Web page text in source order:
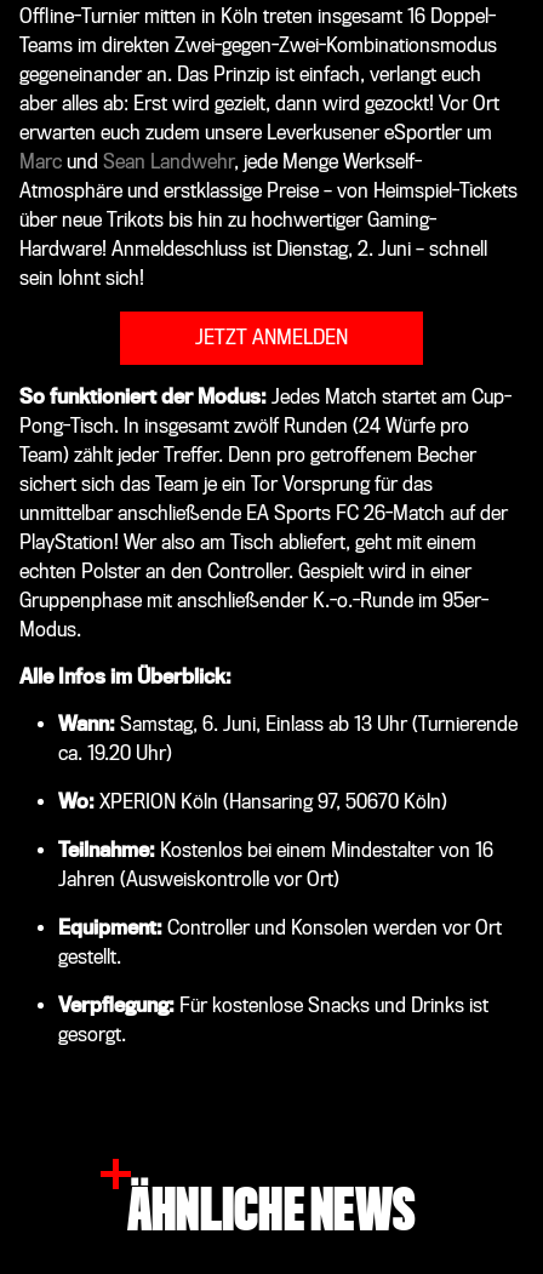
Offline-Turnier mitten in Köln treten insgesamt 16 Doppel-
Teams im direkten Zwei-gegen-Zwei-Kombinationsmodus
gegeneinander an. Das Prinzip ist einfach, verlangt euch
aber alles ab: Erst wird gezielt, dann wird gezockt! Vor Ort
erwarten euch zudem unsere Leverkusener eSportler um
Marc und Sean Landwehr, jede Menge Werkself-
Atmosphäre und erstklassige Preise – von Heimspiel-Tickets
über neue Trikots bis hin zu hochwertiger Gaming-
Hardware! Anmeldeschluss ist Dienstag, 2. Juni – schnell
sein lohnt sich!
JETZT ANMELDEN
So funktioniert der Modus: Jedes Match startet am Cup-
Pong-Tisch. In insgesamt zwölf Runden (24 Würfe pro
Team) zählt jeder Treffer. Denn pro getroffenem Becher
sichert sich das Team je ein Tor Vorsprung für das
unmittelbar anschließende EA Sports FC 26-Match auf der
PlayStation! Wer also am Tisch abliefert, geht mit einem
echten Polster an den Controller. Gespielt wird in einer
Gruppenphase mit anschließender K.-o.-Runde im 95er-
Modus.
Alle Infos im Überblick:
Wann: Samstag, 6. Juni, Einlass ab 13 Uhr (Turnierende
ca. 19.20 Uhr)
Wo: XPERION Köln (Hansaring 97, 50670 Köln)
Teilnahme: Kostenlos bei einem Mindestalter von 16
Jahren (Ausweiskontrolle vor Ort)
Equipment: Controller und Konsolen werden vor Ort
gestellt.
Verpflegung: Für kostenlose Snacks und Drinks ist
gesorgt.
ÄHNLICHE NEWS